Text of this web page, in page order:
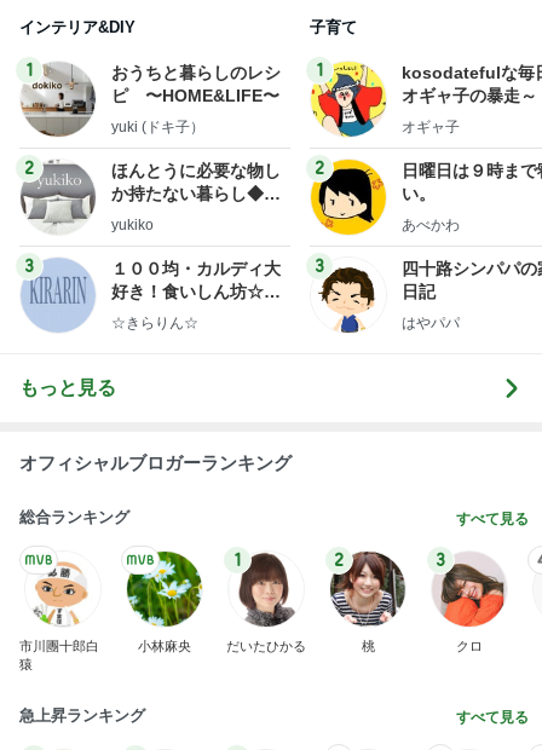
インテリア&DIY
1
おうちと暮らしのレシ
ピ 〜HOME&LIFE〜
yuki (ドキ子）
2
ほんとうに必要な物し
か持たない暮らし◆Ke
ep Life Simple◆〜イ
ンテリアのきろく〜
yukiko
3
１００均・カルディ大
好き！食いしん坊☆き
らりん☆のブログ
☆きらりん☆
子育て
1
kosodatefulな毎
オギャ子の暴走～
オギャ子
2
日曜日は９時まで
い。
あべかわ
3
四十路シンパパの
日記
はやパパ
もっと見る
オフィシャルブロガーランキング
総合ランキング すべて見る
市川團十郎白
猿
小林麻央
1
だいたひかる
2
桃
3
クロ
急上昇ランキング すべて見る